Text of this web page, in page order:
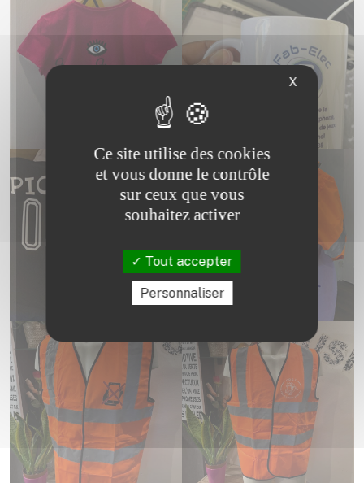
X
Ce site utilise des cookies
et vous donne le contrôle
sur ceux que vous
souhaitez activer
Tout accepter
Personnaliser